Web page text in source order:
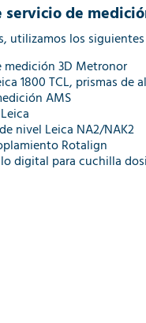
de
utilizamos los
3D Metronor
1800 TCL, prismas de
AMS
nivel Leica NA2/NAK2
Rotalign
digital para cuchilla